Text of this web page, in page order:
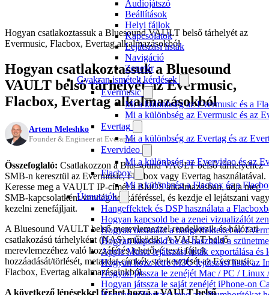
Audiojátszó
Beállítások
Helyi fájlok
Kapcsolatok
Lejátszási listák
Navigáció
Zenetár
Gyakran ismételt kérdések
Evermusic
Mi a különbség az Evermusic és a
Mi a különbség az Evermusic és az
Evertag
Mi a különbség az Evertag és az
Evervideo
Mi a különbség az Evervideo és az
Flacbox
Mi a különbség a Flacbox és a
Útmutatók
Hangeffektek és DSP használata a
Hogyan kapcsold be a zenei vizualizálót
Hogyan használd a hangeffekteket az
Hogyan kapcsold be és használd a
Apple Music lejátszási listák exportálása és
Hogyan hozz létre M3U lejátszási listát az
Hogyan játssza le zenéjét Mac / PC /
Hogyan játssza le saját zenéjét iPhone-on
Hogyan csatlakoztassuk a Bluesound VAULT belső tárhelyét az
Evermusic, Flacbox, Evertag alkalmazásokból
Hogyan csatlakoztassuk a Bluesound
VAULT belső tárhelyét az Evermusic,
Flacbox, Evertag alkalmazásokból
Artem Meleshko
Founder & Engineer at Everappz
Összefoglaló: Csatlakozzon a Bluesound VAULT belső tárhelyéhez
SMB-n keresztül az Evermusic, Flacbox vagy Evertag használatával.
Keresse meg a VAULT IP-címét a BluOS alkalmazásban, adja meg
SMB-kapcsolatként vendég hozzáféréssel, és kezdje el lejátszani vagy
kezelni zenefájljait.
A Bluesound VAULT belső merevlemezzel rendelkezik és hálózati
csatlakozású tárhelyként (NAS) működik. A VAULT belső
merevlemezéhez való hozzáférés lehetővé teszi fájlok
hozzáadását/törlését, metaadat-címkék szerkesztését az Evermusic,
Flacbox, Evertag alkalmazásainkból.
A következő lépésekkel férhet hozzá a VAULT belső